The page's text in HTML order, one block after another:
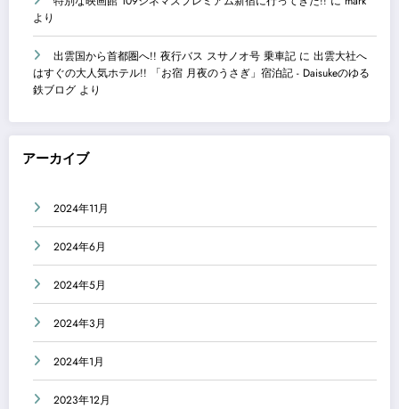
より
出雲国から首都圏へ!! 夜行バス スサノオ号 乗車記 に 出雲大社へ
はすぐの大人気ホテル!! 「お宿 月夜のうさぎ」宿泊記 - Daisukeのゆる
鉄ブログ より
アーカイブ
2024年11月
2024年6月
2024年5月
2024年3月
2024年1月
2023年12月